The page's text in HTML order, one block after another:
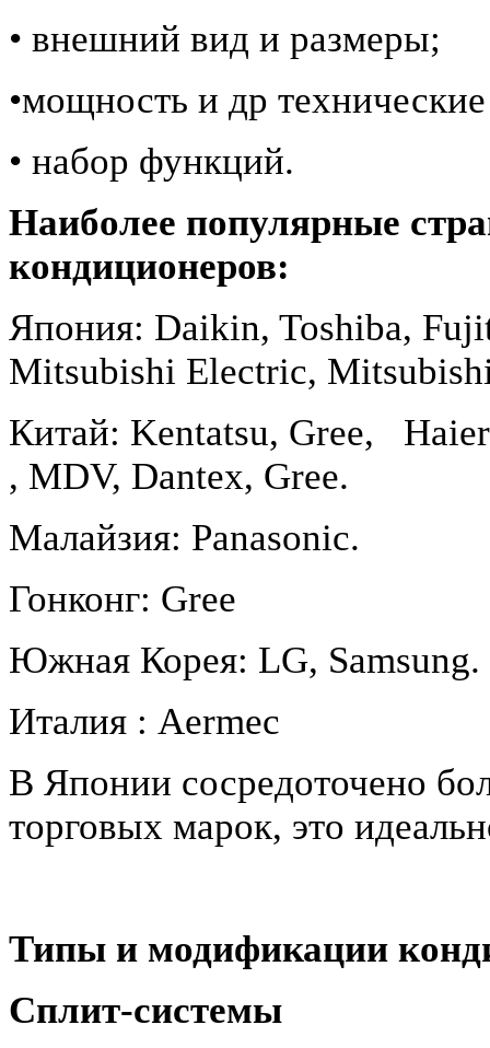
• внешний вид и размеры;
•мощность и др
• набор функций.
Наиболее популярные
кондиционеров:
Япония: Daikin, Toshiba,
Mitsubishi Electric,
Китай: Kentatsu, Gree,
, MDV, Dantex, Gree.
Малайзия: Panasonic.
Гонконг: Gree
Южная Корея: LG, Samsung.
Италия : Aermec
В Японии сосредоточено
торговых марок, это
Типы и модификации
Сплит-системы